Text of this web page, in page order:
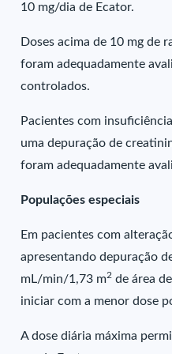
10 mg/dia de Ecator.
Doses acima de 10 mg de
foram adequadamente
controlados.
Pacientes com
uma depuração de
foram adequadamente
Populações especiais
Em pacientes com
apresentando depuração
mL/min/1,73 m2 de área
iniciar com a menor dose
A dose diária máxima